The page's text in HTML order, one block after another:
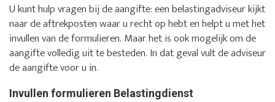
U kunt hulp vragen bij de aangifte: een belastingadviseur kijkt
naar de aftrekposten waar u recht op hebt en helpt u met het
invullen van de formulieren. Maar het is ook mogelijk om de
aangifte volledig uit te besteden. In dat geval vult de adviseur
de aangifte voor u in.
Invullen formulieren Belastingdienst